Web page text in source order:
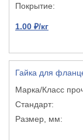
1.00 ₽/кг
Гайка для